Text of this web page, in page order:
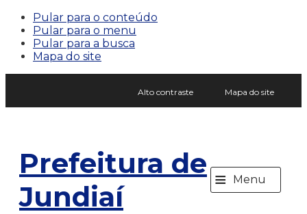
Pular para o conteúdo
Pular para o menu
Pular para a busca
Mapa do site
Alto contraste Mapa do site
Prefeitura de
Jundiaí
≡ Menu